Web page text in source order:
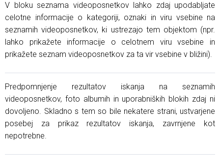
V bloku seznama videoposnetkov lahko zdaj upodabljate
celotne informacije o kategoriji, oznaki in viru vsebine na
seznamih videoposnetkov, ki ustrezajo tem objektom (npr.
lahko prikažete informacije o celotnem viru vsebine in
prikažete seznam videoposnetkov za ta vir vsebine v bližini).
Predpomnjenje rezultatov iskanja na seznamih
videoposnetkov, foto albumih in uporabniških blokih zdaj ni
dovoljeno. Skladno s tem so bile nekatere strani, ustvarjene
posebej za prikaz rezultatov iskanja, zavrnjene kot
nepotrebne.